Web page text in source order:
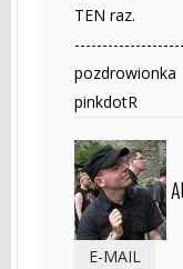
TEN raz.
pozdrowionka
pinkdotR
E-MAIL